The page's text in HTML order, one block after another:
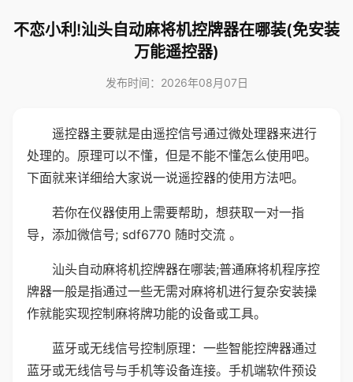
不恋小利!汕头自动麻将机控牌器在哪装(免安装
万能遥控器)
发布时间：2026年08月07日
遥控器主要就是由遥控信号通过微处理器来进行
处理的。原理可以不懂，但是不能不懂怎么使用吧。
下面就来详细给大家说一说遥控器的使用方法吧。
若你在仪器使用上需要帮助，想获取一对一指
导，添加微信号; sdf6770 随时交流 。
汕头自动麻将机控牌器在哪装;普通麻将机程序控
牌器一般是指通过一些无需对麻将机进行复杂安装操
作就能实现控制麻将牌功能的设备或工具。
蓝牙或无线信号控制原理：一些智能控牌器通过
蓝牙或无线信号与手机等设备连接。手机端软件预设